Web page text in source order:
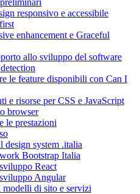
responsivo e accessibile
enhancement e Graceful
allo sviluppo del software
le feature disponibili con Can I
e risorse per CSS e JavaScript
browser
le prestazioni
design system .italia
Bootstrap Italia
React
Angular
di sito e servizi